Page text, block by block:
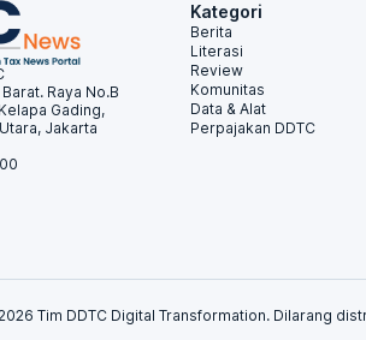
Raya No.B
Gading,
Jakarta
Kategori
Berita
Literasi
Review
Komunitas
Data & Alat
Perpajakan DDTC
Tim DDTC Digital Transformation. Dilarang